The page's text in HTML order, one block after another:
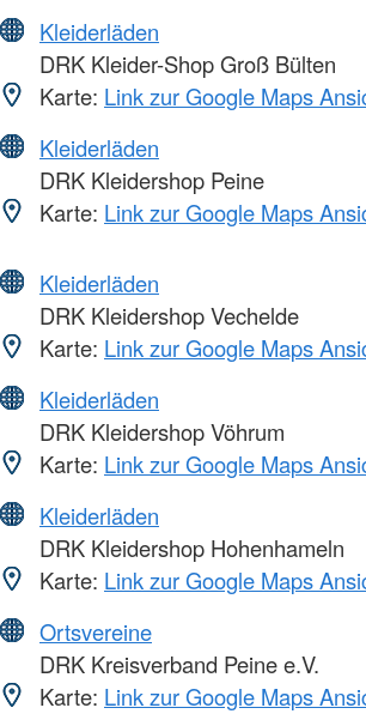
Kleiderläden
DRK Kleider-Shop Groß Bülten
Karte: Link zur Google Maps
Kleiderläden
DRK Kleidershop Peine
Karte: Link zur Google Maps
Kleiderläden
DRK Kleidershop Vechelde
Karte: Link zur Google Maps
Kleiderläden
DRK Kleidershop Vöhrum
Karte: Link zur Google Maps
Kleiderläden
DRK Kleidershop Hohenhameln
Karte: Link zur Google Maps
Ortsvereine
DRK Kreisverband Peine e.V.
Karte: Link zur Google Maps